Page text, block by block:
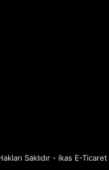
Saklıdır - ikas E-Ticaret